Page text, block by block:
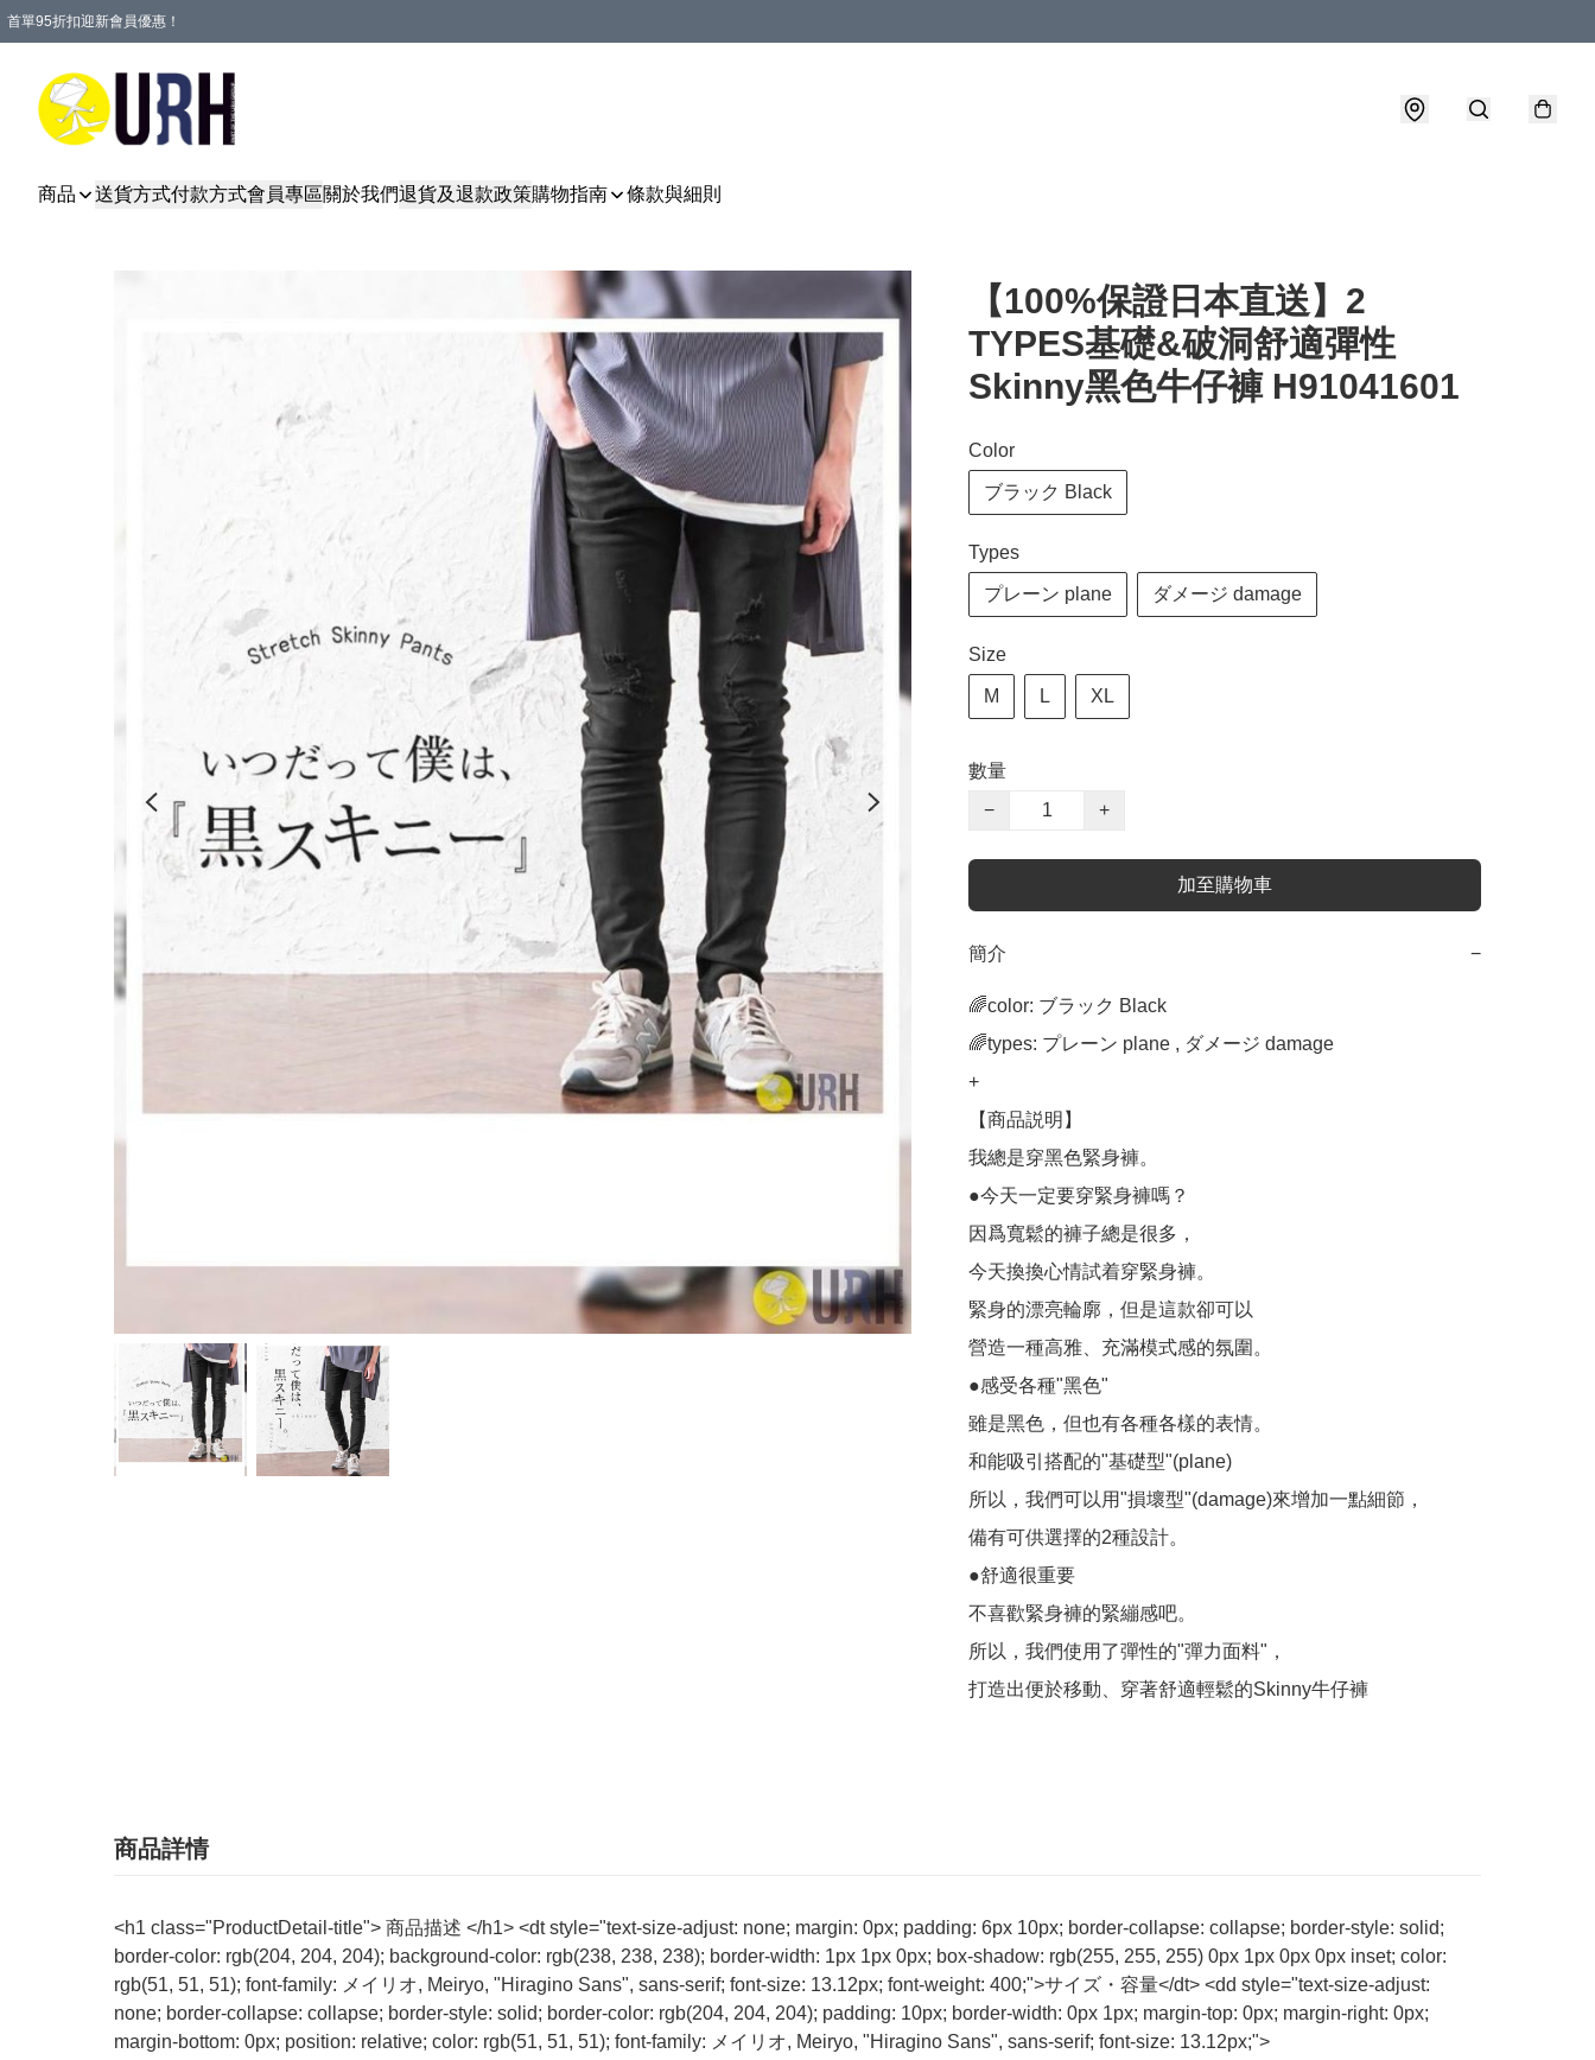
首單95折扣迎新會員優惠！
商品 送貨方式付款方式會員專區關於我們退貨及退款政策購物指南 條款與細則
【100%保證日本直送】2
TYPES基礎&破洞舒適彈性
Skinny黑色牛仔褲 H91041601
Color
ブラック Black
Types
プレーン plane ダメージ damage
Size
M L XL
數量
−
+
加至購物車
簡介 −
🌈color: ブラック Black
🌈types: プレーン plane , ダメージ damage
+
【商品説明】
我總是穿黑色緊身褲。
●今天一定要穿緊身褲嗎？
因爲寬鬆的褲子總是很多，
今天換換心情試着穿緊身褲。
緊身的漂亮輪廓，但是這款卻可以
營造一種高雅、充滿模式感的氛圍。
●感受各種"黑色"
雖是黑色，但也有各種各樣的表情。
和能吸引搭配的"基礎型"(plane)
所以，我們可以用"損壞型"(damage)來增加一點細節，
備有可供選擇的2種設計。
●舒適很重要
不喜歡緊身褲的緊繃感吧。
所以，我們使用了彈性的"彈力面料"，
打造出便於移動、穿著舒適輕鬆的Skinny牛仔褲
商品詳情
<h1 class="ProductDetail-title"> 商品描述 </h1> <dt style="text-size-adjust: none; margin: 0px; padding: 6px 10px; border-collapse: collapse; border-style: solid;
border-color: rgb(204, 204, 204); background-color: rgb(238, 238, 238); border-width: 1px 1px 0px; box-shadow: rgb(255, 255, 255) 0px 1px 0px 0px inset; color:
rgb(51, 51, 51); font-family: メイリオ, Meiryo, "Hiragino Sans", sans-serif; font-size: 13.12px; font-weight: 400;">サイズ・容量</dt> <dd style="text-size-adjust:
none; border-collapse: collapse; border-style: solid; border-color: rgb(204, 204, 204); padding: 10px; border-width: 0px 1px; margin-top: 0px; margin-right: 0px;
margin-bottom: 0px; position: relative; color: rgb(51, 51, 51); font-family: メイリオ, Meiryo, "Hiragino Sans", sans-serif; font-size: 13.12px;">